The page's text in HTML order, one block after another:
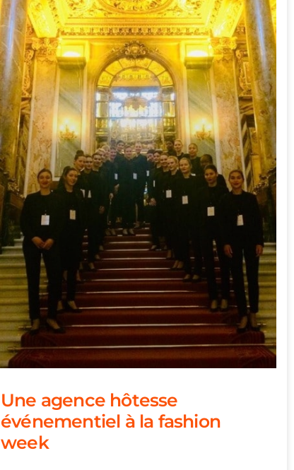
Une agence hôtesse
événementiel à la fashion
week